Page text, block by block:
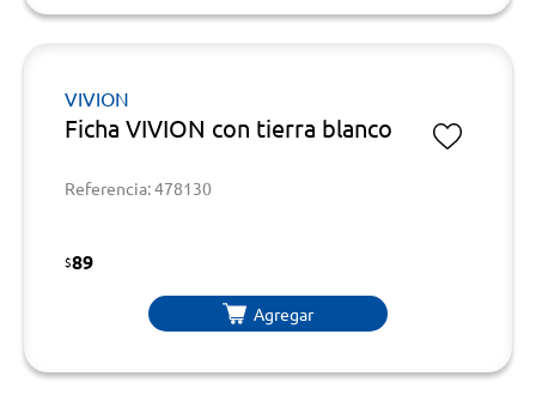
VIVION
Ficha VIVION con tierra blanco
Referencia: 478130
$89
Agregar